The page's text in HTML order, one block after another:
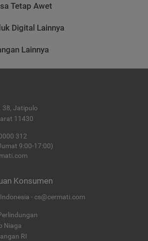
Tetap Awet
Digital Lainnya
Lainnya
38, Jatipulo
11430
312
9:00-17:00)
Konsumen
- cs@cermati.com
Niaga
RI